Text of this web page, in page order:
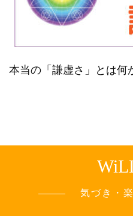
本当の「謙虚さ」とは何
気づき・